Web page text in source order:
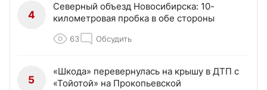
4
Северный объезд Новосибирска: 10-
километровая пробка в обе стороны
63 Обсудить
5
«Шкода» перевернулась на крышу в ДТП с
«Тойотой» на Прокопьевской